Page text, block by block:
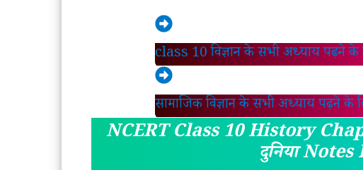
class 10 विज्ञान के सभी अध्याय पढ़ने
सामाजिक विज्ञान के सभी अध्याय पढ़ने
NCERT Class 10 History
दुनिया